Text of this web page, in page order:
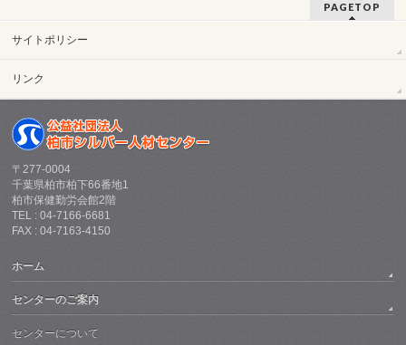
PAGETOP
サイトポリシー
リンク
〒277-0004
千葉県柏市柏下66番地1
柏市保健勤労会館2階
TEL : 04-7166-6681
FAX : 04-7163-4150
ホーム
センターのご案内
センターについて